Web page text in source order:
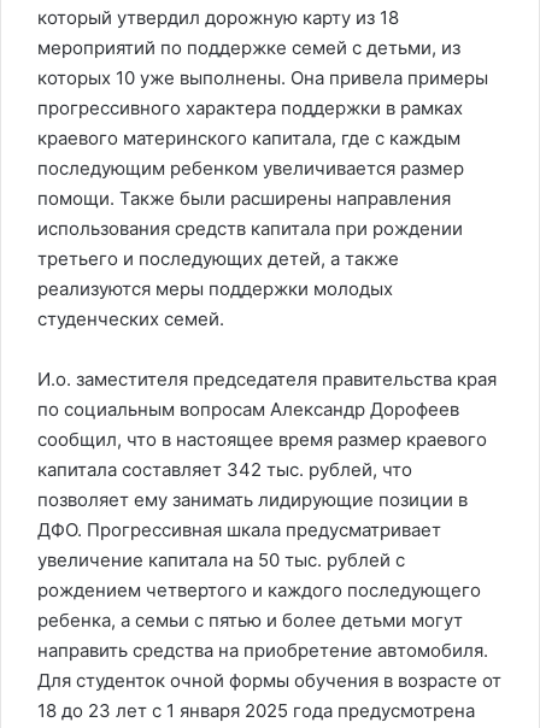
который утвердил дорожную карту из 18
мероприятий по поддержке семей с детьми, из
которых 10 уже выполнены. Она привела примеры
прогрессивного характера поддержки в рамках
краевого материнского капитала, где с каждым
последующим ребенком увеличивается размер
помощи. Также были расширены направления
использования средств капитала при рождении
третьего и последующих детей, а также
реализуются меры поддержки молодых
студенческих семей.
И.о. заместителя председателя правительства края
по социальным вопросам Александр Дорофеев
сообщил, что в настоящее время размер краевого
капитала составляет 342 тыс. рублей, что
позволяет ему занимать лидирующие позиции в
ДФО. Прогрессивная шкала предусматривает
увеличение капитала на 50 тыс. рублей с
рождением четвертого и каждого последующего
ребенка, а семьи с пятью и более детьми могут
направить средства на приобретение автомобиля.
Для студенток очной формы обучения в возрасте от
18 до 23 лет с 1 января 2025 года предусмотрена